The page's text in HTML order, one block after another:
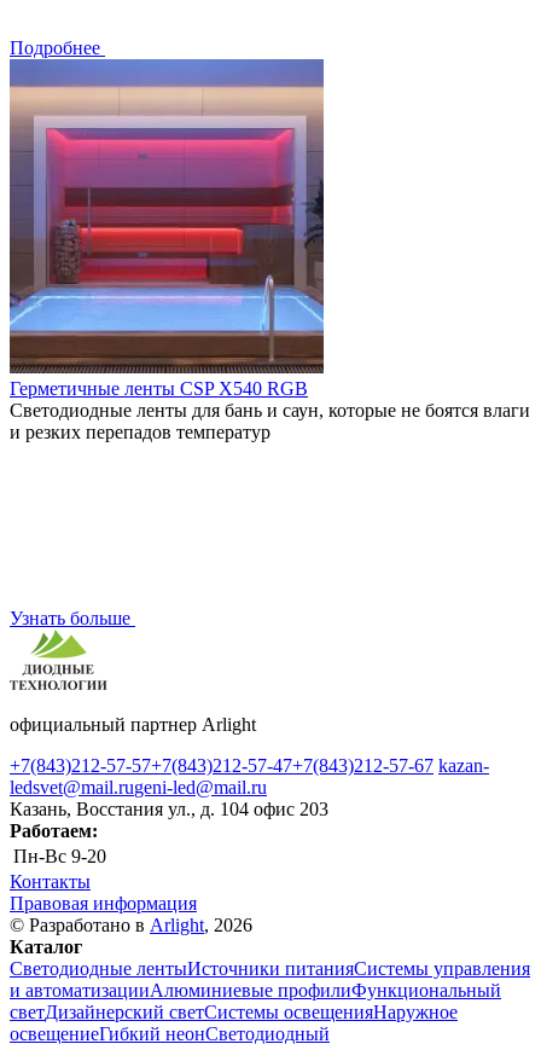
Подробнее
Герметичные ленты CSP X540 RGB
Светодиодные ленты для бань и саун, которые не боятся влаги
и резких перепадов температур
Узнать больше
официальный партнер Arlight
+7(843)212-57-57+7(843)212-57-47+7(843)212-57-67 kazan-
ledsvet@mail.rugeni-led@mail.ru
Казань, Восстания ул., д. 104 офис 203
Работаем:
Пн-Вс 9-20
Контакты
Правовая информация
© Разработано в Arlight, 2026
Каталог
Светодиодные лентыИсточники питанияСистемы управления
и автоматизацииАлюминиевые профилиФункциональный
светДизайнерский светСистемы освещенияНаружное
освещениеГибкий неонСветодиодный